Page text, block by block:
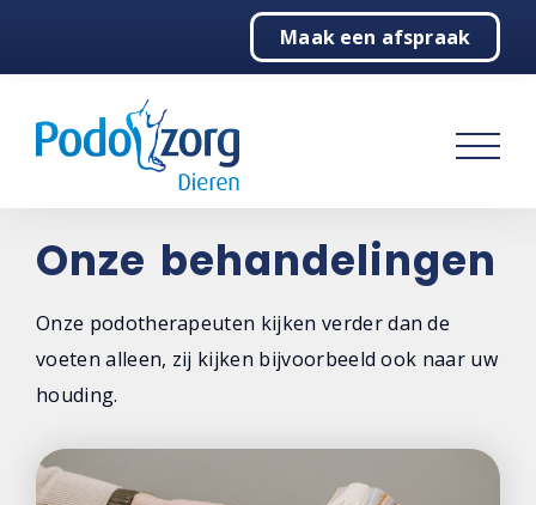
Maak een afspraak
Podotherapie
Behandelingen
Algemeen
Therapiezolen
Voetoefeningen
Ervaringen
Onze behandelingen
Onze podotherapeuten kijken verder dan de
voeten alleen, zij kijken bijvoorbeeld ook naar uw
houding.